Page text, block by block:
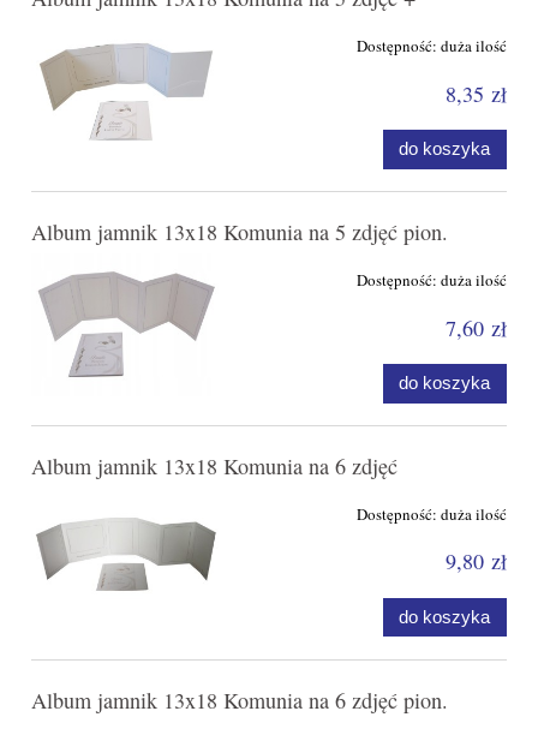
Dostępność: duża ilość
8,35 zł
do koszyka
Album jamnik 13x18 Komunia na 5 zdjęć pion.
Dostępność: duża ilość
7,60 zł
do koszyka
Album jamnik 13x18 Komunia na 6 zdjęć
Dostępność: duża ilość
9,80 zł
do koszyka
Album jamnik 13x18 Komunia na 6 zdjęć pion.